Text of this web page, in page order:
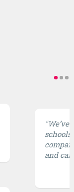
and